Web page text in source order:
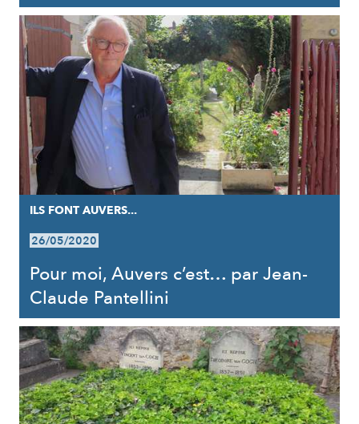
ILS FONT AUVERS...
26/05/2020
Pour moi, Auvers c’est… par Jean-
Claude Pantellini